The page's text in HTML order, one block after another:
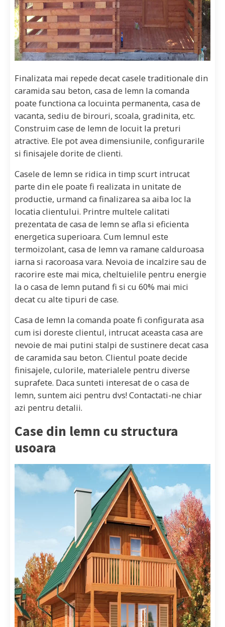
Finalizata mai repede decat casele traditionale din
caramida sau beton, casa de lemn la comanda
poate functiona ca locuinta permanenta, casa de
vacanta, sediu de birouri, scoala, gradinita, etc.
Construim case de lemn de locuit la preturi
atractive. Ele pot avea dimensiunile, configurarile
si finisajele dorite de clienti.
Casele de lemn se ridica in timp scurt intrucat
parte din ele poate fi realizata in unitate de
productie, urmand ca finalizarea sa aiba loc la
locatia clientului. Printre multele calitati
prezentata de casa de lemn se afla si eficienta
energetica superioara. Cum lemnul este
termoizolant, casa de lemn va ramane calduroasa
iarna si racoroasa vara. Nevoia de incalzire sau de
racorire este mai mica, cheltuielile pentru energie
la o casa de lemn putand fi si cu 60% mai mici
decat cu alte tipuri de case.
Casa de lemn la comanda poate fi configurata asa
cum isi doreste clientul, intrucat aceasta casa are
nevoie de mai putini stalpi de sustinere decat casa
de caramida sau beton. Clientul poate decide
finisajele, culorile, materialele pentru diverse
suprafete. Daca sunteti interesat de o casa de
lemn, suntem aici pentru dvs! Contactati-ne chiar
azi pentru detalii.
Case din lemn cu structura
usoara